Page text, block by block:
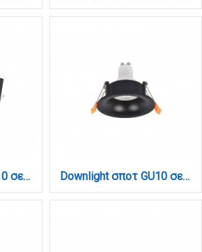
Downlight σποτ GU10 σε μαύρη απόχρωση (X00330B) Downlight σποτ GU10 σε μαύρη απόχρωση (X00340B)